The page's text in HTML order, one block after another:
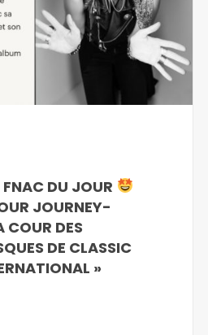
FNAC DU JOUR
JOURNEY-
COUR DES
DE CLASSIC
»